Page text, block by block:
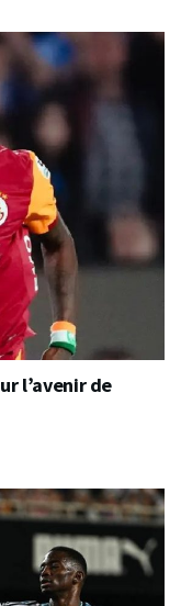
l’avenir de